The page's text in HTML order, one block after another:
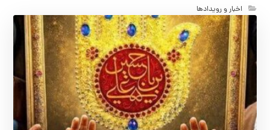
اخبار و رویدادها